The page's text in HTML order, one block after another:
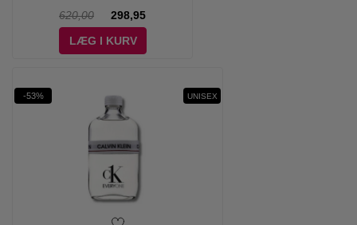
620,00
298,95
LÆG I KURV
-53% UNISEX